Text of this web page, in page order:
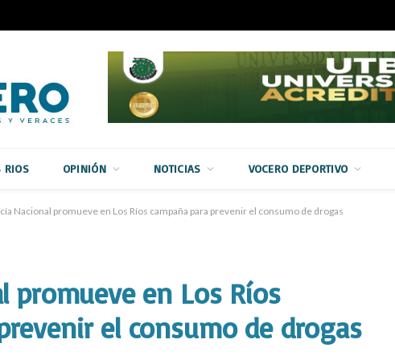
RIOS OPINIÓN NOTICIAS VOCERO DEPORTIVO
Nacional promueve en Los Ríos campaña para prevenir el consumo de drogas
promueve en Los Ríos
el consumo de drogas